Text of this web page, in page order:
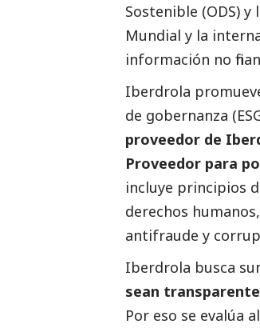
Sostenible (ODS)
Mundial y la
información no
Iberdrola
de gobernanza
proveedor de
Proveedor para
incluye principios
derechos
antifraude y
Iberdrola busca
sean
Por eso se evalúa